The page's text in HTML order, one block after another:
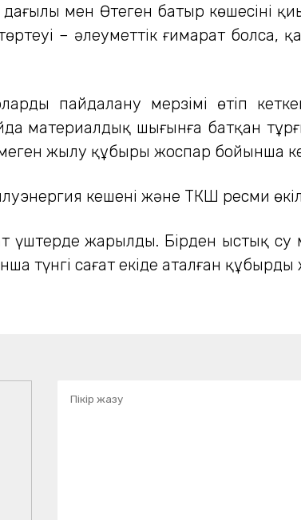
мен Өтеген батыр
төртеуі – әлеуметтік ғимарат
пайдалану мерзімі өтіп
материалдық шығынға батқан
жылу құбыры жоспар бойынша
кешені және ТКШ ресми
үштерде жарылды. Бірден ыстық су
түнгі сағат екіде аталған